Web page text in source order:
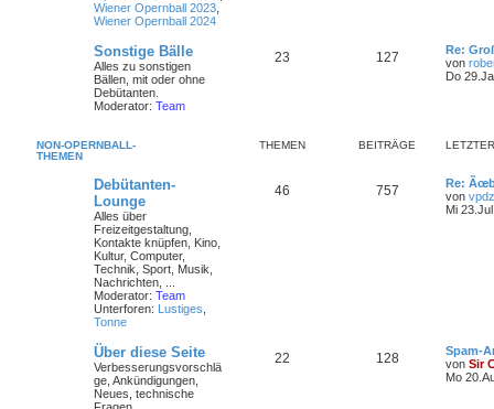
Wiener Opernball 2023
Wiener Opernball 2024
Sonstige Bälle
Alles zu sonstigen
Bällen, mit oder ohne
Debütanten.
Moderator: Team
23 127
Re:
von
Do
NON-OPERNBALL-
THEMEN
THEMEN BEITRÄGE
Debütanten-
Lounge
Alles über
Freizeitgestaltung,
Kontakte knüpfen, Kino,
Kultur, Computer,
Technik, Sport, Musik,
Nachrichten, ...
Moderator: Team
Unterforen: Lustiges
Tonne
46 757
Re:
von
Mi
Über diese Seite
Verbesserungsvorschlä
ge, Ankündigungen,
Neues, technische
22 128
Spam-
von Sir
Mo